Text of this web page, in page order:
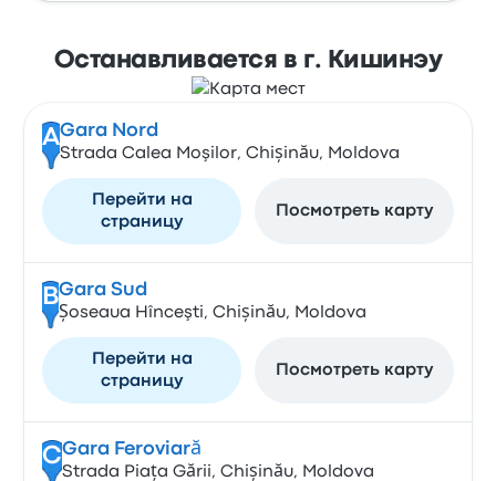
Останавливается в г. Кишинэу
AGara Nord
Strada Calea Moşilor, Chișinău, Moldova
Перейти на
страницу
Посмотреть карту
BGara Sud
Șoseaua Hînceşti, Chișinău, Moldova
Перейти на
страницу
Посмотреть карту
CGara Feroviară
Strada Piața Gării, Chișinău, Moldova